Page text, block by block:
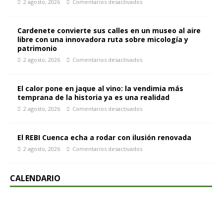
2 agosto, 2026 Comentarios desactivados
Cardenete convierte sus calles en un museo al aire
libre con una innovadora ruta sobre micología y
patrimonio
2 agosto, 2026 Comentarios desactivados
El calor pone en jaque al vino: la vendimia más
temprana de la historia ya es una realidad
2 agosto, 2026 Comentarios desactivados
El REBI Cuenca echa a rodar con ilusión renovada
2 agosto, 2026 Comentarios desactivados
CALENDARIO